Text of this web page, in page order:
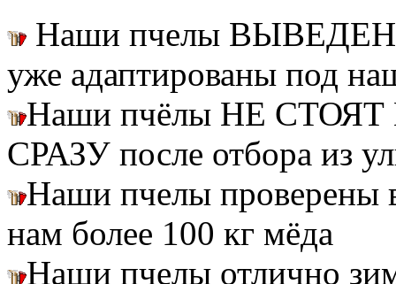
Наши пчелы
уже адаптированы под
Наши пчёлы НЕ СТОЯТ
СРАЗУ после отбора из
Наши пчелы
нам более 100 кг мёда
Наши пчелы отлично